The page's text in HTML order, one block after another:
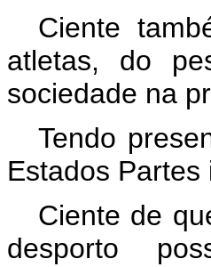
Ciente
atletas, do
sociedade na
Tendo
Estados
Ciente de
desporto